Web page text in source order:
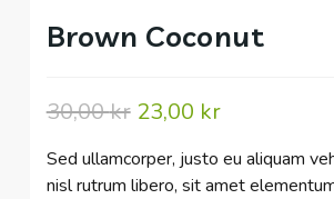
Brown Coconut
30,00kr Original
was:
30,00 kr.
23,00 krCurrent
is:
23,00 kr.
Sed ullamcorper, justo eu aliquam
nisl rutrum libero, sit amet